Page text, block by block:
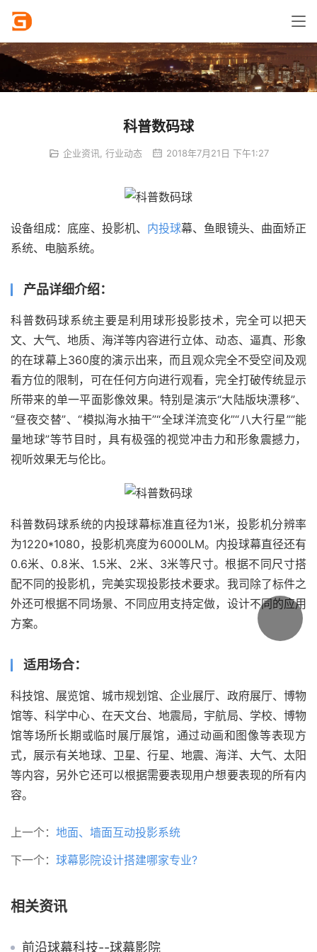
科普数码球
企业资讯 行业动态 2018年7月21日 下午1:27
设备组成：底座、投影机、 内投球幕、鱼眼镜头、曲面矫正
系统、电脑系统。
产品详细介绍：
科普数码球系统主要是利用球形投影技术，完全可以把天
文、大气、地质、海洋等内容进行立体、动态、逼真、形象
的在球幕上360度的演示出来，而且观众完全不受空间及观
看方位的限制，可在任何方向进行观看，完全打破传统显示
所带来的单一平面影像效果。特别是演示“大陆版块漂移”、
“昼夜交替”、“模拟海水抽干”“全球洋流变化”“八大行星”“能
量地球”等节目时，具有极强的视觉冲击力和形象震撼力，
视听效果无与伦比。
科普数码球系统的内投球幕标准直径为1米，投影机分辨率
为1220*1080，投影机亮度为6000LM。内投球幕直径还有
0.6米、0.8米、1.5米、2米、3米等尺寸。根据不同尺寸搭
配不同的投影机，完美实现投影技术要求。我司除了标件之
外还可根据不同场景、不同应用支持定做，设计不同的应用
方案。
适用场合：
科技馆、展览馆、城市规划馆、企业展厅、政府展厅、博物
馆等、科学中心、在天文台、地震局，宇航局、学校、博物
馆等场所长期或临时展厅展馆，通过动画和图像等表现方
式，展示有关地球、卫星、行星、地震、海洋、大气、太阳
等内容，另外它还可以根据需要表现用户想要表现的所有内
容。
上一个： 地面、墙面互动投影系统
下一个： 球幕影院设计搭建哪家专业?
相关资讯
前沿球幕科技--球幕影院